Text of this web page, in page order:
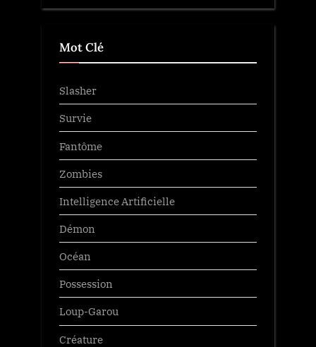
Mot Clé
Slasher
Survie
Fantôme
Zombies
Intelligence Artificielle
Démon
Océan
Possession
Loup-Garou
Créature